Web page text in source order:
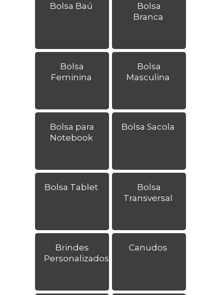
Bolsa Baú
Bolsa
Branca
Bolsa
Feminina
Bolsa
Masculina
Bolsa para
Notebook
Bolsa Sacola
Bolsa Tablet
Bolsa
Transversal
Brindes
Personalizados
Canudos